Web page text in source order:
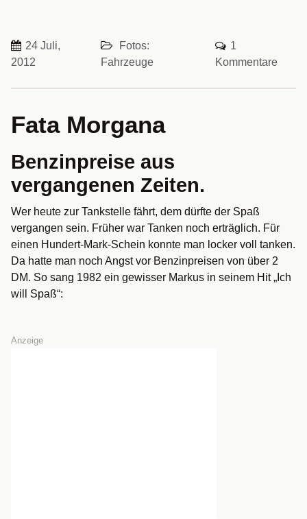
24 Juli,
2012
Fotos:
Fahrzeuge
1
Kommentare
Fata Morgana
Benzinpreise aus
vergangenen Zeiten.
Wer heute zur Tankstelle fährt, dem dürfte der Spaß
vergangen sein. Früher war Tanken noch erträglich. Für
einen Hundert-Mark-Schein konnte man locker voll tanken.
Da hatte man noch Angst vor Benzinpreisen von über 2
DM. So sang 1982 ein gewisser Markus in seinem Hit „Ich
will Spaß“:
Anzeige